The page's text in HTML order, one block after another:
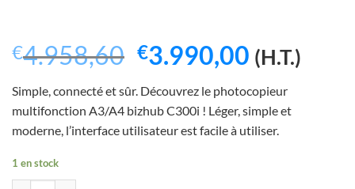
€4.958,60 Le
prix
initial
était :
€3.990,00Le
prix
actuel
est :
(H.T.)
Simple, connecté et sûr. Découvrez le photocopieur
multifonction A3/A4 bizhub C300i ! Léger, simple et
moderne, l’interface utilisateur est facile à utiliser.
1 en stock